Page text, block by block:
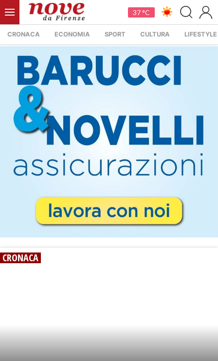
37 °C
CRONACA ECONOMIA SPORT CULTURA LIFESTYLE
CRONACA